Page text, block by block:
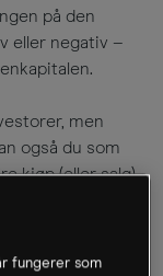
på den
eller negativ –
.
men
også du som
kjøp (eller salg)
vi mener er
fungerer som